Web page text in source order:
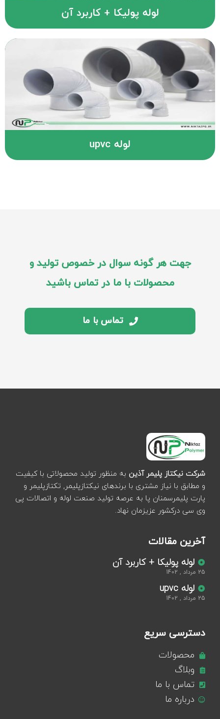
لوله پولیکا + کاربرد آن
لوله upvc
جهت هر گونه سوال در خصوص تولید و
محصولات با ما در تماس باشید
تماس با ما
شرکت نیکتاز پلیمر آذین به منظور تولید محصولاتی با کیفیت
و مطابق با نیاز مشتری با برندهای نیکتازپلیمر, تکتازپلیمر و
پارت پلیمرسمنان پا به عرصه تولید صنعت لوله و اتصالات پی
وی سی درکشور عزیزمان نهاد.
آخرین مقالات
لوله پولیکا + کاربرد آن
25 مرداد , 1402
لوله upvc
25 مرداد , 1402
دسترسی سریع
محصولات
وبلاگ
تماس با ما
درباره ما